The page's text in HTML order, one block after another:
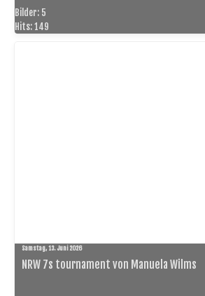
Bilder: 5
Hits: 149
Samstag, 13. Juni 2026
NRW 7s tournament von Manuela Wilms